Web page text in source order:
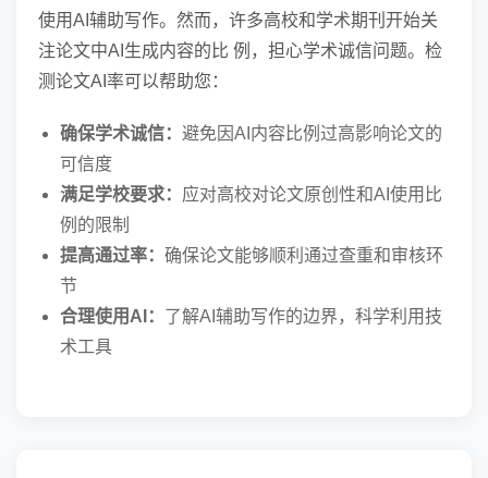
使用AI辅助写作。然而，许多高校和学术期刊开始关
注论文中AI生成内容的比 例，担心学术诚信问题。检
测论文AI率可以帮助您：
确保学术诚信： 避免因AI内容比例过高影响论文的
可信度
满足学校要求： 应对高校对论文原创性和AI使用比
例的限制
提高通过率： 确保论文能够顺利通过查重和审核环
节
合理使用AI： 了解AI辅助写作的边界，科学利用技
术工具